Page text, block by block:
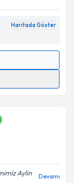
Haritada Göster
Aylin
Devamı